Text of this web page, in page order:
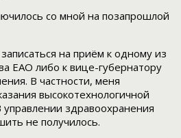
со мной на позапрошлой
на приём к одному из
ЕАО либо к вице-губернатору
В частности, меня
высокотехнологичной
здравоохранения
не получилось.